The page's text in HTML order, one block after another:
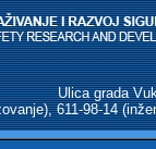
Ulica grada
611-98-14